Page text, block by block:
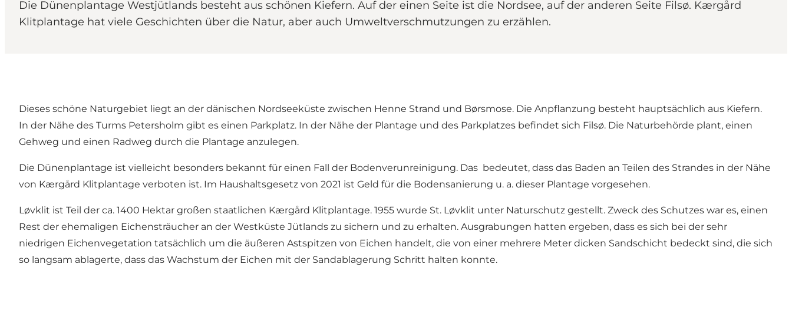
Die Dünenplantage Westjütlands besteht aus schönen Kiefern. Auf der einen Seite ist die Nordsee, auf der anderen Seite Filsø. Kærgård
Klitplantage hat viele Geschichten über die Natur, aber auch Umweltverschmutzungen zu erzählen.
Dieses schöne Naturgebiet liegt an der dänischen Nordseeküste zwischen Henne Strand und Børsmose. Die Anpflanzung besteht hauptsächlich aus Kiefern.
In der Nähe des Turms Petersholm gibt es einen Parkplatz. In der Nähe der Plantage und des Parkplatzes befindet sich Filsø. Die Naturbehörde plant, einen
Gehweg und einen Radweg durch die Plantage anzulegen.
Die Dünenplantage ist vielleicht besonders bekannt für einen Fall der Bodenverunreinigung. Das bedeutet, dass das Baden an Teilen des Strandes in der Nähe
von Kærgård Klitplantage verboten ist. Im Haushaltsgesetz von 2021 ist Geld für die Bodensanierung u. a. dieser Plantage vorgesehen.
Løvklit ist Teil der ca. 1400 Hektar großen staatlichen Kærgård Klitplantage. 1955 wurde St. Løvklit unter Naturschutz gestellt. Zweck des Schutzes war es, einen
Rest der ehemaligen Eichensträucher an der Westküste Jütlands zu sichern und zu erhalten. Ausgrabungen hatten ergeben, dass es sich bei der sehr
niedrigen Eichenvegetation tatsächlich um die äußeren Astspitzen von Eichen handelt, die von einer mehrere Meter dicken Sandschicht bedeckt sind, die sich
so langsam ablagerte, dass das Wachstum der Eichen mit der Sandablagerung Schritt halten konnte.